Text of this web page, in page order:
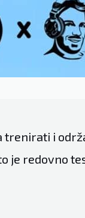
trenirati i
je redovno